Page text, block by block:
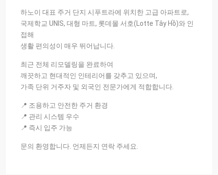
하노이 대표 주거 단지 시푸트라에 위치한 고급 아파트로,
국제학교 UNIS, 대형 마트, 롯데몰 서호(Lotte Tây Hồ)와 인
접해
생활 편의성이 매우 뛰어납니다.
최근 전체 리모델링을 완료하여
깨끗하고 현대적인 인테리어를 갖추고 있으며,
가족 단위 거주자 및 외국인 전문가에게 적합합니다.
📍 조용하고 안전한 주거 환경
📍 관리 시스템 우수
📍 즉시 입주 가능
문의 환영합니다. 언제든지 연락 주세요.